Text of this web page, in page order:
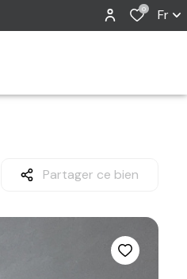
0 Fr
Partager ce bien